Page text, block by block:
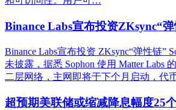
Binance Labs宣布投资ZKsync“
Binance Labs宣布投资 ZKsync“弹性链”
未披露，据悉 Sophon 使用 Matter Labs
二层网络，主网即将于下个月启动，代
超预期美联储或缩减降息幅度25